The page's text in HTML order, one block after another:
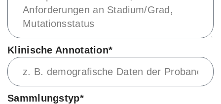
Klinische Annotation*
Sammlungstyp*